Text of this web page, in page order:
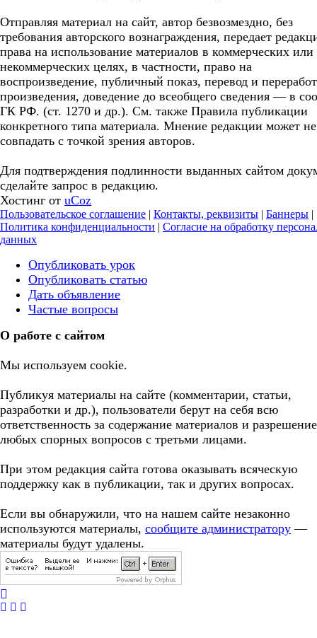
Отправляя материал на сайт, автор безвозмездно, без
требования авторского вознаграждения, передает
права на использование материалов в коммерческих или
некоммерческих целях, в частности, право на
воспроизведение, публичный показ, перевод и
произведения, доведение до всеобщего сведения — в
ГК РФ. (ст. 1270 и др.). См. также Правила публикации
конкретного типа материала. Мнение редакции может не
совпадать с точкой зрения авторов.
Для подтверждения подлинности выданных сайтом
сделайте запрос в редакцию.
Хостинг от uCoz
Пользовательское соглашение | Контакты, реквизиты | Баннеры |
Политика конфиденциальности | Согласие на обработку
данных
Опубликовать урок
Опубликовать статью
Дать объявление
Частые вопросы
О работе с сайтом
Мы используем cookie.
Публикуя материалы на сайте (комментарии, статьи,
разработки и др.), пользователи берут на себя всю
ответственность за содержание материалов и разрешение
любых спорных вопросов с третьми лицами.
При этом редакция сайта готова оказывать всяческую
поддержку как в публикации, так и других вопросах.
Если вы обнаружили, что на нашем сайте незаконно
используются материалы, сообщите администратору —
материалы будут удалены.